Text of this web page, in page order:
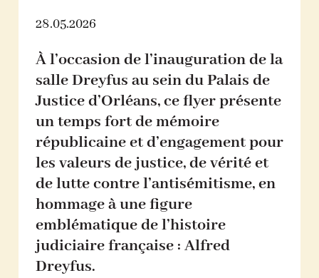
28.05.2026
À l’occasion de l’inauguration de la
salle Dreyfus au sein du Palais de
Justice d’Orléans, ce flyer présente
un temps fort de mémoire
républicaine et d’engagement pour
les valeurs de justice, de vérité et
de lutte contre l’antisémitisme, en
hommage à une figure
emblématique de l’histoire
judiciaire française : Alfred
Dreyfus.